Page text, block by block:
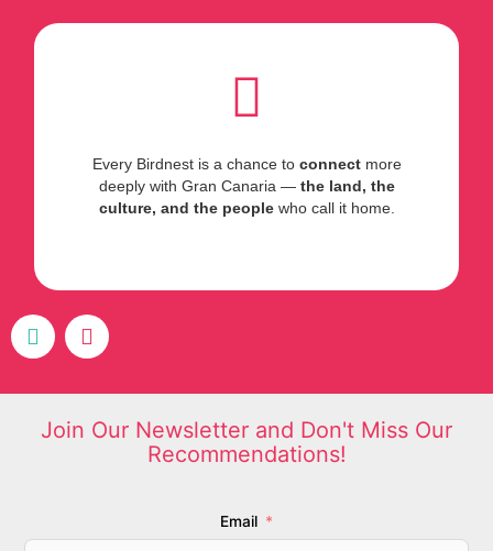
Every Birdnest is a chance to connectmore
deeply with Gran Canaria — the land, the
culture, and the peoplewho call it home.
F
a
e
o
I
n
t
g
Join Our Newsletter and Don't Miss Our
Recommendations!
Email